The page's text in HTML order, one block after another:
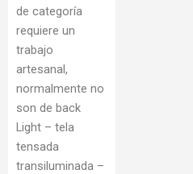
de categoría
requiere un
trabajo
artesanal,
normalmente no
son de back
Light – tela
tensada
transiluminada –